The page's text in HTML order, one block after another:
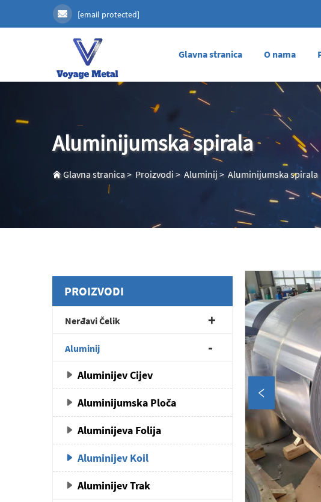
[email protected]
Glavna stranica O nama
Aluminijumska spirala
Glavna stranica> Proizvodi > Aluminij > Aluminijumska spirala
PROIZVODI
Nerđavi Čelik
Aluminij
Aluminijev Cijev
Aluminijumska Ploča
Aluminijeva Folija
Aluminijev Koil
Aluminijev Trak